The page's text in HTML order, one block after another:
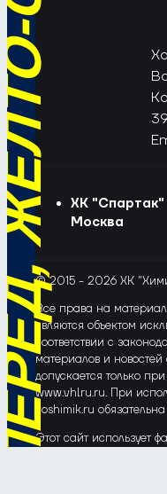
ХК "Спартак"
Москва
© 2015 - 2026 ХК
Все права на
являются объектом
соответствии с
материалов и
допускается только
www.vhlru.ru. При
voshimik.ru обязательна
Этот сайт использует